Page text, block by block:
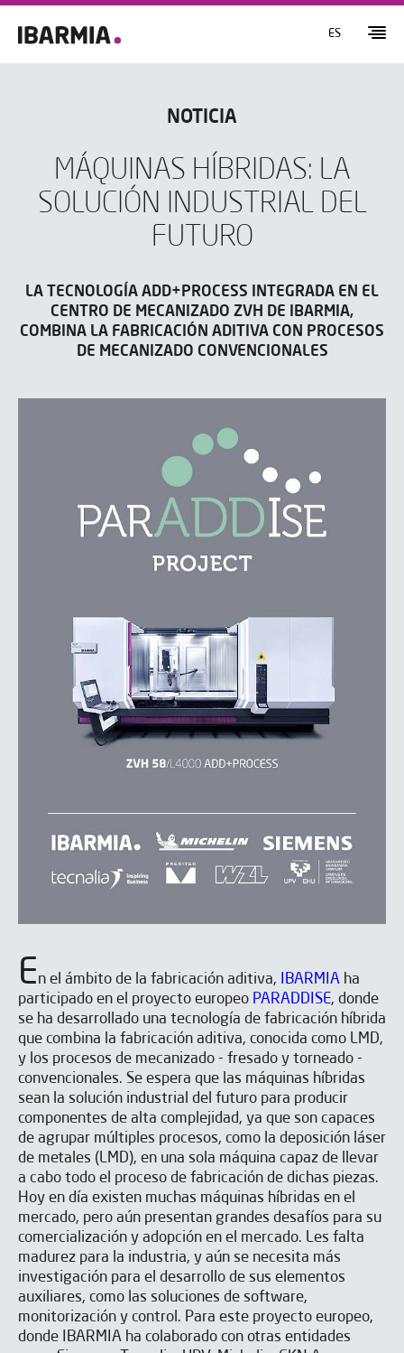
ES
NOTICIA
MÁQUINAS HÍBRIDAS: LA
SOLUCIÓN INDUSTRIAL DEL
FUTURO
LA TECNOLOGÍA ADD+PROCESS INTEGRADA EN EL
CENTRO DE MECANIZADO ZVH DE IBARMIA,
COMBINA LA FABRICACIÓN ADITIVA CON PROCESOS
DE MECANIZADO CONVENCIONALES
En el ámbito de la fabricación aditiva, IBARMIA ha
participado en el proyecto europeo PARADDISE, donde
se ha desarrollado una tecnología de fabricación híbrida
que combina la fabricación aditiva, conocida como LMD,
y los procesos de mecanizado - fresado y torneado -
convencionales. Se espera que las máquinas híbridas
sean la solución industrial del futuro para producir
componentes de alta complejidad, ya que son capaces
de agrupar múltiples procesos, como la deposición láser
de metales (LMD), en una sola máquina capaz de llevar
a cabo todo el proceso de fabricación de dichas piezas.
Hoy en día existen muchas máquinas híbridas en el
mercado, pero aún presentan grandes desafíos para su
comercialización y adopción en el mercado. Les falta
madurez para la industria, y aún se necesita más
investigación para el desarrollo de sus elementos
auxiliares, como las soluciones de software,
monitorización y control. Para este proyecto europeo,
donde IBARMIA ha colaborado con otras entidades